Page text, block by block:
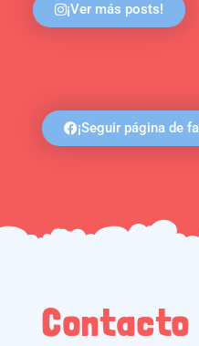
¡Ver más posts!
¡Seguir página de
Contacto